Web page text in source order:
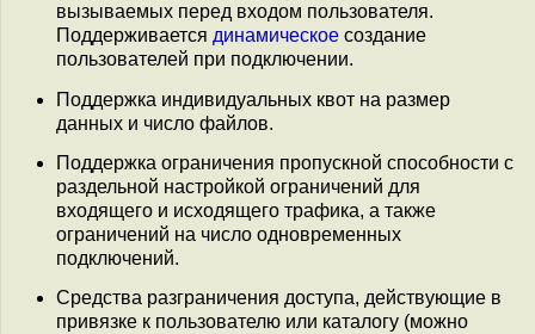
вызываемых перед входом пользователя.
Поддерживается динамическое создание
пользователей при подключении.
Поддержка индивидуальных квот на размер
данных и число файлов.
Поддержка ограничения пропускной способности с
раздельной настройкой ограничений для
входящего и исходящего трафика, а также
ограничений на число одновременных
подключений.
Средства разграничения доступа, действующие в
привязке к пользователю или каталогу (можно